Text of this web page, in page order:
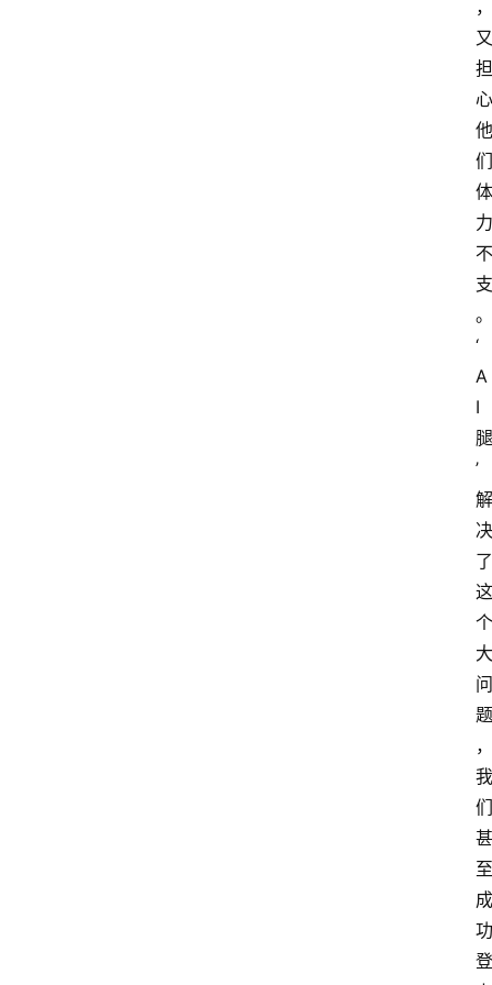
，
又
担
心
他
们
体
力
不
支
。
‘
A
I
腿
’
解
决
了
这
个
大
问
题
，
我
们
甚
至
成
功
登